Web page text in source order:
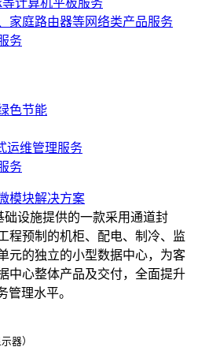
家庭路由器等网络类产品服务
务
色节能
运维管理服务
务
模块解决方案
础设施提供的一款采用通道封
程预制的机柜、配电、制冷、监
元的独立的小型数据中心，为客
中心整体产品及交付，全面提升
管理水平。
器）